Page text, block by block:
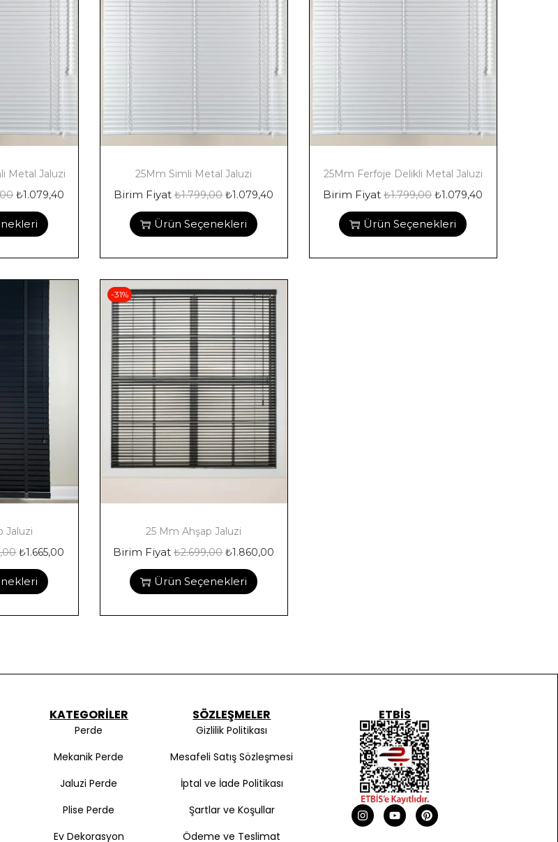
Metal Jaluzi
₺1.079,40
25Mm Simli Metal Jaluzi
Birim Fiyat₺1.799,00 ₺1.079,40
Ürün Seçenekleri
25Mm Ferfoje Delikli Metal Jaluzi
Birim Fiyat₺1.799,00 ₺1.079,40
Ürün Seçenekleri
Jaluzi
₺1.665,00
-31%
25 Mm Ahşap Jaluzi
Birim Fiyat₺2.699,00 ₺1.860,00
Ürün Seçenekleri
KATEGORILER
Perde
Mekanik Perde
Jaluzi Perde
Plise Perde
Ev Dekorasyon
SÖZLEŞMELER
Gizlilik Politikası
Mesafeli Satış Sözleşmesi
İptal ve İade Politikası
Şartlar ve Koşullar
Ödeme ve Teslimat
ETBIS